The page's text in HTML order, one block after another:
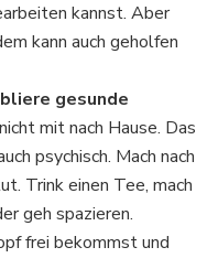
kannst. Aber
kann auch geholfen
gesunde
mit nach Hause. Das
psychisch. Mach nach
Trink einen Tee, mach
geh spazieren.
frei bekommst und